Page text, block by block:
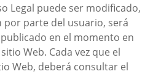
Legal puede ser modificado,
por parte del usuario, será
en el momento en
Web. Cada vez que el
Web, deberá consultar el